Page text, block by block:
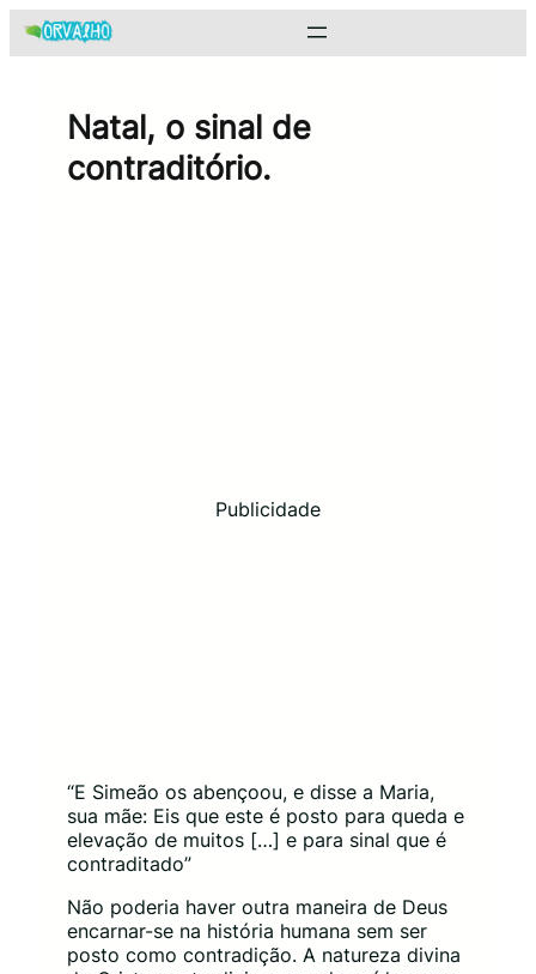
Pular
para
Natal, o sinal de
contraditório.
Publicidade
“E Simeão os abençoou, e disse a Maria,
sua mãe: Eis que este é posto para queda e
elevação de muitos […] e para sinal que é
contraditado”
Não poderia haver outra maneira de Deus
encarnar-se na história humana sem ser
posto como contradição. A natureza divina